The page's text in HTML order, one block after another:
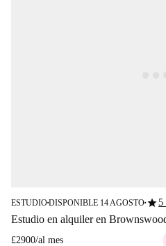
ESTUDIO■DISPONIBLE 14 AGOSTO■star5
Estudio en alquiler en
£2900/al mes